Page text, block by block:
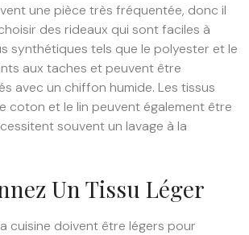
une pièce très fréquentée, donc il
des rideaux qui sont faciles à
synthétiques tels que le polyester et le
aux taches et peuvent être
avec un chiffon humide. Les tissus
coton et le lin peuvent également être
souvent un lavage à la
Un Tissu Léger
cuisine doivent être légers pour